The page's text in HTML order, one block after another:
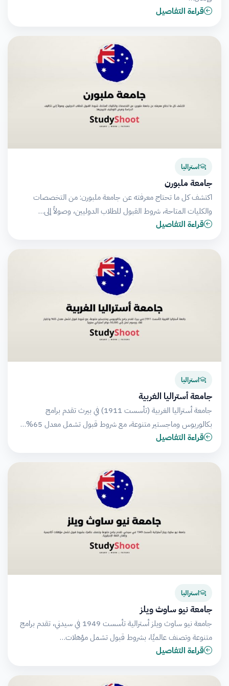
قراءة التفاصيل
استراليا
جامعة ملبورن
اكتشف كل ما تحتاج معرفته عن جامعة ملبورن: من التخصصات
والكليات المتاحة، شروط القبول للطلاب الدوليين، وصولاً إلى…
قراءة التفاصيل
استراليا
جامعة أستراليا الغربية
جامعة أستراليا الغربية (تأسست 1911) في بيرث تقدم برامج
بكالوريوس وماجستير متنوعة، مع شروط قبول تشمل معدل 65%…
قراءة التفاصيل
استراليا
جامعة نيو ساوث ويلز
جامعة نيو ساوث ويلز أسترالية تأسست 1949 في سيدني، تقدم برامج
متنوعة وتصنف عالميًا، بشروط قبول تشمل مؤهلات…
قراءة التفاصيل